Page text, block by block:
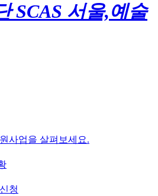
SCAS 서울,예술
사업을 살펴보세요.
청